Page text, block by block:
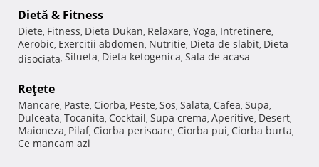
Dietă & Fitness
Diete, Fitness, Dieta Dukan, Relaxare, Yoga, Intretinere,
Aerobic, Exercitii abdomen, Nutritie, Dieta de slabit, Dieta
disociata, Silueta, Dieta ketogenica, Sala de acasa
Reţete
Mancare, Paste, Ciorba, Peste, Sos, Salata, Cafea, Supa,
Dulceata, Tocanita, Cocktail, Supa crema, Aperitive, Desert,
Maioneza, Pilaf, Ciorba perisoare, Ciorba pui, Ciorba burta,
Ce mancam azi